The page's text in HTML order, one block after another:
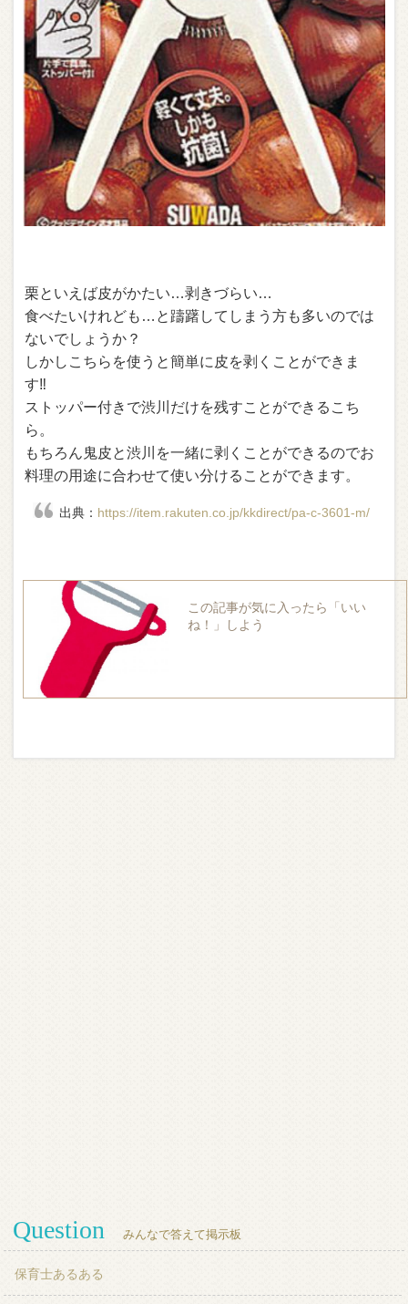
栗といえば皮がかたい…剥きづらい…
食べたいけれども…と躊躇してしまう方も多いのでは
ないでしょうか？
しかしこちらを使うと簡単に皮を剥くことができま
す‼︎
ストッパー付きで渋川だけを残すことができるこち
ら。
もちろん鬼皮と渋川を一緒に剥くことができるのでお
料理の用途に合わせて使い分けることができます。
出典： https://item.rakuten.co.jp/kkdirect/pa-c-3601-m/
この記事が気に入ったら「いい
ね！」しよう
Question みんなで答えて掲示板
保育士あるある